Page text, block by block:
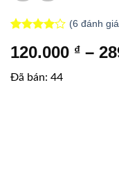
5 dựa
giá
(6 đánh
120.000 ₫ –
Đã bán: 44